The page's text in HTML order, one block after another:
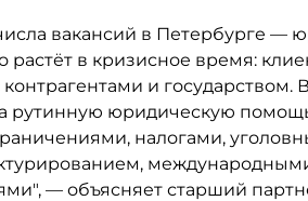
вакансий в Петербурге —
в кризисное время:
и государством.
рутинную юридическую
налогами,
— объясняет старший